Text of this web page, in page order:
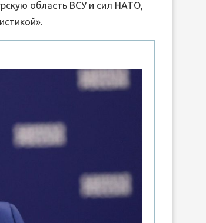
область ВСУ и сил НАТО,